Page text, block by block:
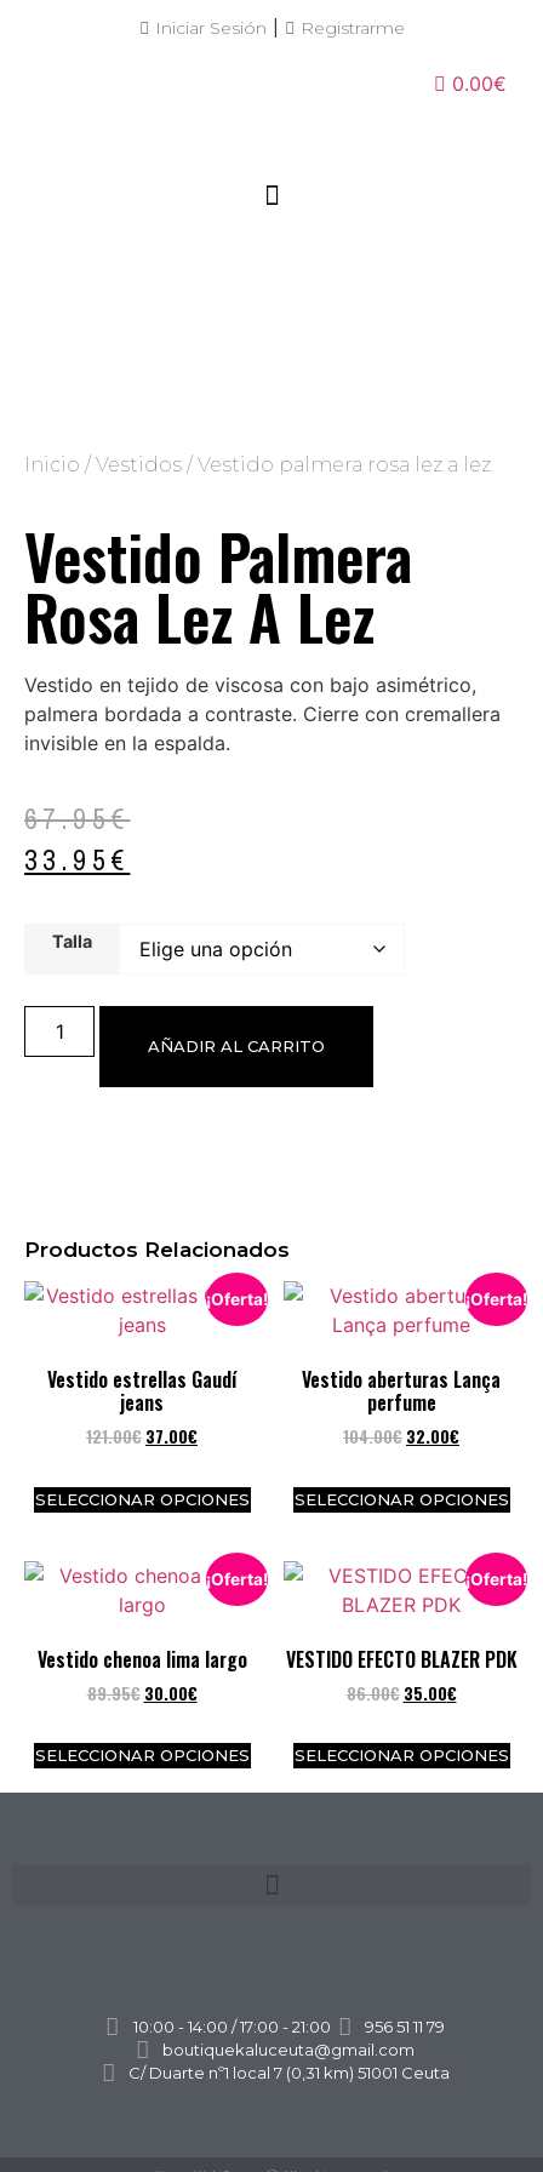
Iniciar Sesión Registrarme
0.00€
Inicio / Vestidos / Vestido palmera rosa lez a lez
Vestido Palmera
Rosa Lez A Lez
Vestido en tejido de viscosa con bajo asimétrico,
palmera bordada a contraste. Cierre con cremallera
invisible en la espalda.
67.95€
33.95€
Talla
AÑADIR AL CARRITO
Productos Relacionados
¡Oferta!
Vestido estrellas Gaudí
jeans
121.00€ 37.00€
SELECCIONAR OPCIONES
¡Oferta!
Vestido aberturas Lança
perfume
104.00€ 32.00€
SELECCIONAR OPCIONES
¡Oferta!
Vestido chenoa lima largo
89.95€ 30.00€
SELECCIONAR OPCIONES
¡Oferta!
VESTIDO EFECTO BLAZER PDK
86.00€ 35.00€
SELECCIONAR OPCIONES
10:00 - 14:00 / 17:00 - 21:00
956 51 11 79
boutiquekaluceuta@gmail.com
C/ Duarte nº1 local 7 (0,31 km) 51001 Ceuta